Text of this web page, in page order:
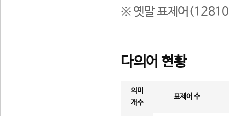
※ 옛말 표제어(12810
다의어 현황
의미
개수
표제어 수